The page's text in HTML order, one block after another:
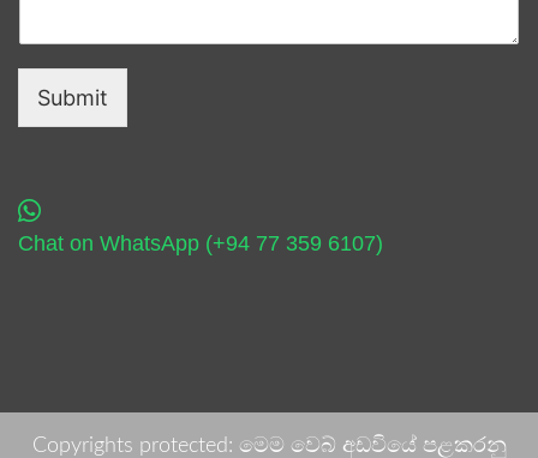
Submit
Chat on WhatsApp (+94 77 359 6107)
Copyrights protected: මෙම වෙබ් අඩවියේ පළකරනු